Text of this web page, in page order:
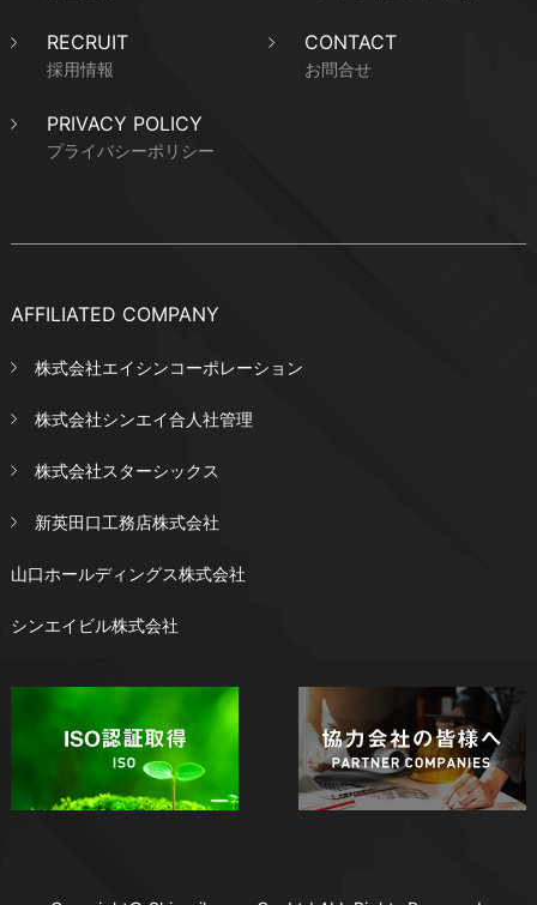
RECRUIT
採用情報
CONTACT
お問合せ
PRIVACY POLICY
プライバシーポリシー
AFFILIATED COMPANY
株式会社エイシンコーポレーション
株式会社シンエイ合人社管理
株式会社スターシックス
新英田口工務店株式会社
山口ホールディングス株式会社
シンエイビル株式会社